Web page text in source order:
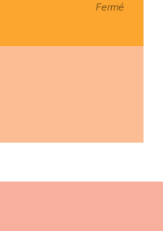
Fermé